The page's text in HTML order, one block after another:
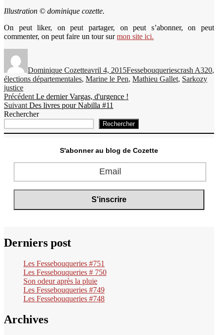
Illustration © dominique cozette.
On peut liker, on peut partager, on peut s’abonner, on peut
commenter, on peut faire un tour surmon site ici.
Dominique Cozetteavril 4, 2015Fessebouqueriescrash A320,
élections départementales, Marine le Pen, Mathieu Gallet, Sarkozy
justice
Navigation
de
Précédent Publication
précédente :
Le dernier Vargas, d'urgence !
Suivant Publication
suivante :
Des livres pour Nabilla #11
Rechercher
Rechercher
S'abonner au blog de Cozette
Derniers post
Les Fessebouqueries #751
Les Fessebouqueries # 750
Son odeur après la pluie
Les Fessebouqueries #749
Les Fessebouqueries #748
Archives